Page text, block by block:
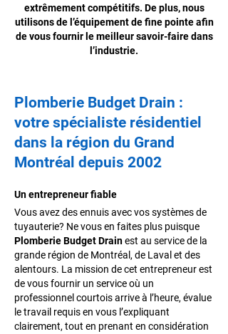
extrêmement compétitifs. De plus, nous
utilisons de l’équipement de fine pointe afin
de vous fournir le meilleur savoir-faire dans
l’industrie.
Plomberie Budget Drain :
votre spécialiste résidentiel
dans la région du Grand
Montréal depuis 2002
Un entrepreneur fiable
Vous avez des ennuis avec vos systèmes de
tuyauterie? Ne vous en faites plus puisque
Plomberie Budget Drainest au service de la
grande région de Montréal, de Laval et des
alentours. La mission de cet entrepreneur est
de vous fournir un service où un
professionnel courtois arrive à l’heure, évalue
le travail requis en vous l’expliquant
clairement, tout en prenant en considération